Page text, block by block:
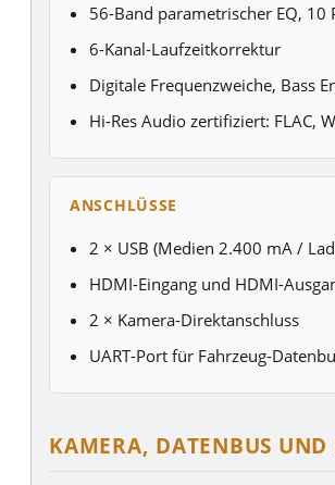
56-Band parametrischer EQ, 10
6-Kanal-Laufzeitkorrektur
Digitale Frequenzweiche, Bass
Hi-Res Audio zertifiziert: FLAC,
ANSCHLÜSSE
2 × USB (Medien 2.400 mA /
HDMI-Eingang und HDMI-
2 × Kamera-Direktanschluss
UART-Port für Fahrzeug-
KAMERA, DATENBUS